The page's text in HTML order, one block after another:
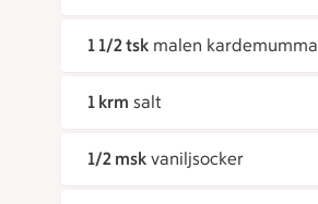
1 1/2 tsk malen kardemumma
1 krm salt
1/2 msk vaniljsocker